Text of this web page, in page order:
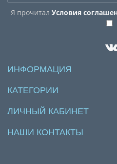
Я прочитал Условия
ИНФОРМАЦИЯ
КАТЕГОРИИ
ЛИЧНЫЙ КАБИНЕТ
НАШИ КОНТАКТЫ